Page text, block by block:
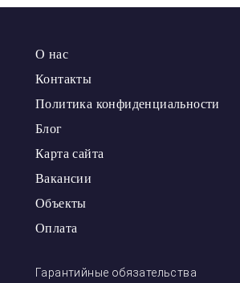
О нас
Контакты
Политика конфиденциальности
Блог
Карта сайта
Вакансии
Объекты
Оплата
Гарантийные обязательства